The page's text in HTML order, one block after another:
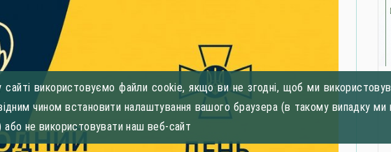
використовуємо файли cookie, якщо ви не згодні, щоб ми
чином встановити налаштування вашого браузера (в такому випадку ми
або не використовувати наш веб-сайт